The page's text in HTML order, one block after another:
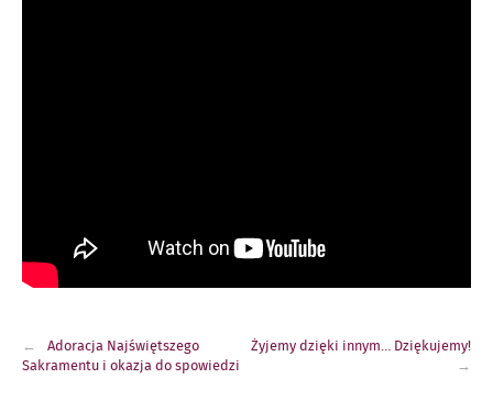
wpisu
Adoracja Najświętszego
Sakramentu i okazja do spowiedzi
Żyjemy dzięki innym… Dziękujemy!